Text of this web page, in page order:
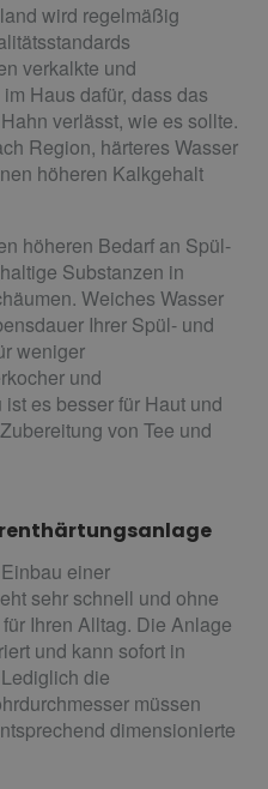
wird regelmäßig
verkalkte und
Haus dafür, dass das
verlässt, wie es sollte.
Region, härteres Wasser
höheren Kalkgehalt
höheren Bedarf an Spül-
Substanzen in
Weiches Wasser
Ihrer Spül- und
weniger
und
es besser für Haut und
von Tee und
einer
sehr schnell und ohne
Ihren Alltag. Die Anlage
und kann sofort in
die
müssen
dimensionierte